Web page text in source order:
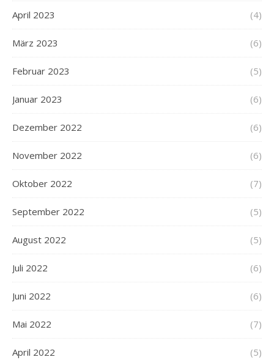
April 2023 (4)
März 2023 (6)
Februar 2023 (5)
Januar 2023 (6)
Dezember 2022 (6)
November 2022 (6)
Oktober 2022 (7)
September 2022 (5)
August 2022 (5)
Juli 2022 (6)
Juni 2022 (6)
Mai 2022 (7)
April 2022 (5)